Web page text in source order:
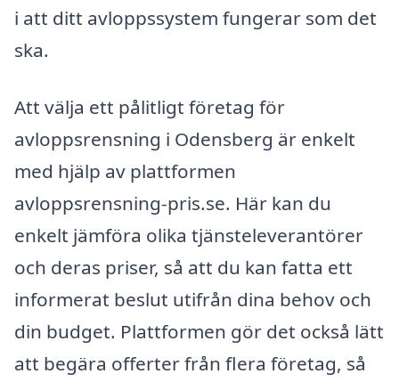
i att ditt avloppssystem fungerar som det
ska.
Att välja ett pålitligt företag för
avloppsrensning i Odensberg är enkelt
med hjälp av plattformen
avloppsrensning-pris.se. Här kan du
enkelt jämföra olika tjänsteleverantörer
och deras priser, så att du kan fatta ett
informerat beslut utifrån dina behov och
din budget. Plattformen gör det också lätt
att begära offerter från flera företag, så